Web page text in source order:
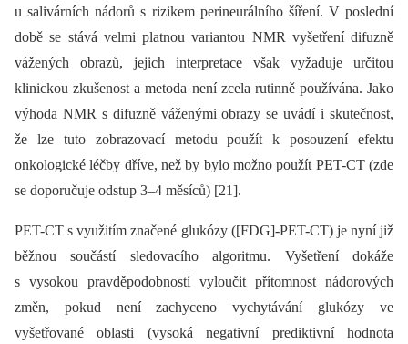
u salivárních nádorů s rizikem perineurálního šíření. V poslední
době se stává velmi platnou variantou NMR vyšetření difuzně
vážených obrazů, jejich interpretace však vyžaduje určitou
klinickou zkušenost a metoda není zcela rutinně používána. Jako
výhoda NMR s difuzně váženými obrazy se uvádí i skutečnost,
že lze tuto zobrazovací metodu použít k posouzení efektu
onkologické léčby dříve, než by bylo možno použít PET-CT (zde
se doporučuje odstup 3–4 měsíců) [21].
PET-CT s využitím značené glukózy ([FDG]-PET-CT) je nyní již
běžnou součástí sledovacího algoritmu. Vyšetření dokáže
s vysokou pravděpodobností vyloučit přítomnost nádorových
změn, pokud není zachyceno vychytávání glukózy ve
vyšetřované oblasti (vysoká negativní prediktivní hodnota